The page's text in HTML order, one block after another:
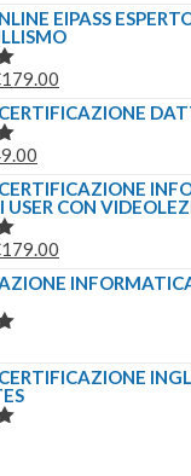
PREZZO
ATTUALE
EIPASS
179.00
PREZZO
€179.00.
PREZZO
ATTUALE
È:
USER CON
179.00
PREZZO